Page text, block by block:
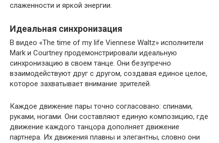
слаженности и яркой энергии.
Идеальная синхронизация
В видео «The time of my life Viennese Waltz» исполнители
Mark и Courtney продемонстрировали идеальную
синхронизацию в своем танце. Они безупречно
взаимодействуют друг с другом, создавая единое целое,
которое захватывает внимание зрителей.
Каждое движение пары точно согласовано: спинами,
руками, ногами. Они составляют единую композицию, где
движение каждого танцора дополняет движение
партнера. Их движения плавны и элегантны, словно они